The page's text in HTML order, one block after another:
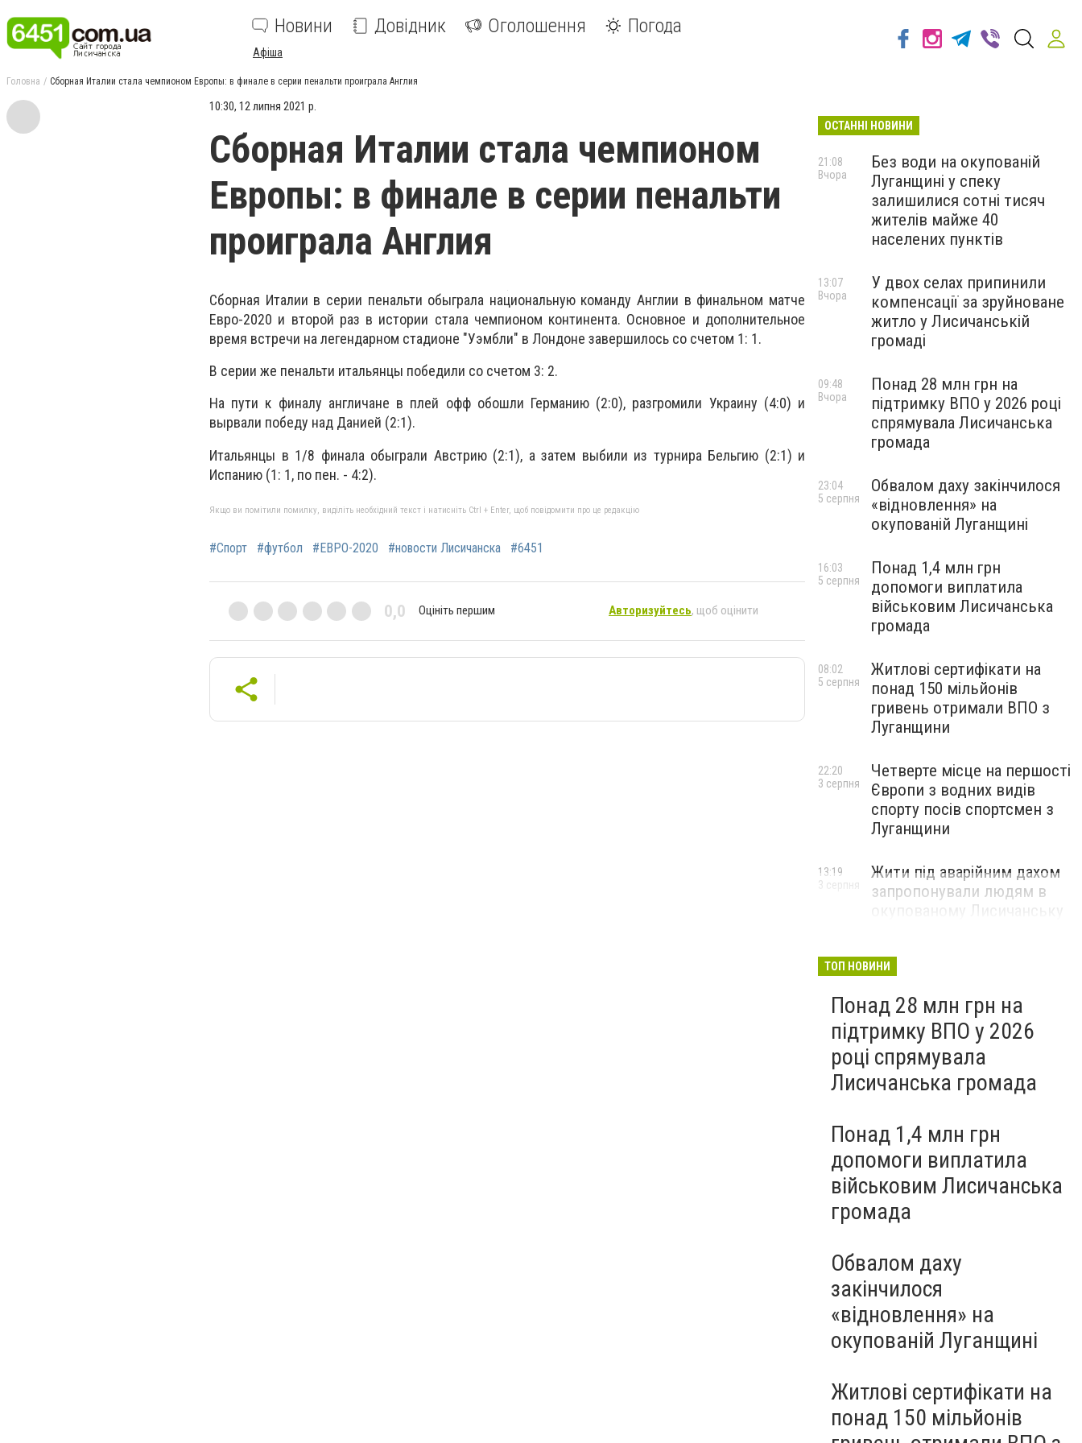
Новини Довідник Оголошення Погода
Афіша
Головна Сборная Италии стала чемпионом Европы: в финале в серии пенальти проиграла Англия
10:30, 12 липня 2021 р.
Сборная Италии стала чемпионом
Европы: в финале в серии пенальти
проиграла Англия
Сборная Италии в серии пенальти обыграла национальную команду Англии в финальном матче
Евро-2020 и второй раз в истории стала чемпионом континента. Основное и дополнительное
время встречи на легендарном стадионе "Уэмбли" в Лондоне завершилось со счетом 1: 1.
В серии же пенальти итальянцы победили со счетом 3: 2.
На пути к финалу англичане в плей офф обошли Германию (2:0), разгромили Украину (4:0) и
вырвали победу над Данией (2:1).
Итальянцы в 1/8 финала обыграли Австрию (2:1), а затем выбили из турнира Бельгию (2:1) и
Испанию (1: 1, по пен. - 4:2).
Якщо ви помітили помилку, виділіть необхідний текст і натисніть Ctrl + Enter, щоб повідомити про це редакцію
#Спорт #футбол #ЕВРО-2020 #новости Лисичанска #6451
0,0 Оцініть першим Авторизуйтесь, щоб оцінити
ОСТАННІ НОВИНИ
Без води на окупованій
Луганщині у спеку
залишилися сотні тисяч
жителів майже 40
населених пунктів
21:08
Вчора
У двох селах припинили
компенсації за зруйноване
житло у Лисичанській
громаді
13:07
Вчора
Понад 28 млн грн на
підтримку ВПО у 2026 році
спрямувала Лисичанська
громада
09:48
Вчора
Обвалом даху закінчилося
«відновлення» на
окупованій Луганщині
23:04
5 серпня
Понад 1,4 млн грн
допомоги виплатила
військовим Лисичанська
громада
16:03
5 серпня
Житлові сертифікати на
понад 150 мільйонів
гривень отримали ВПО з
Луганщини
08:02
5 серпня
Четверте місце на першості
Європи з водних видів
спорту посів спортсмен з
Луганщини
22:20
3 серпня
Жити під аварійним дахом
запропонували людям в
окупованому Лисичанську
13:19
3 серпня
ТОП НОВИНИ
Понад 28 млн грн на
підтримку ВПО у 2026
році спрямувала
Лисичанська громада
Понад 1,4 млн грн
допомоги виплатила
військовим Лисичанська
громада
Обвалом даху
закінчилося
«відновлення» на
окупованій Луганщині
Житлові сертифікати на
понад 150 мільйонів